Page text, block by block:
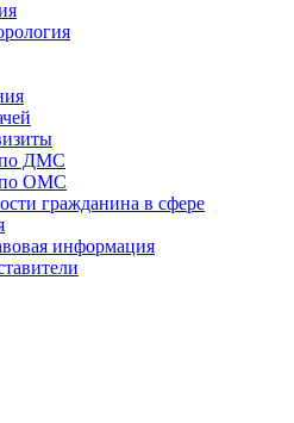
по ДМС
по ОМС
гражданина в сфере
информация